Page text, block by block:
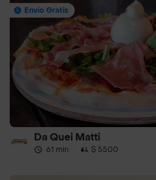
Envío Gratis
Da Quei Matti
61 min · $ 5500